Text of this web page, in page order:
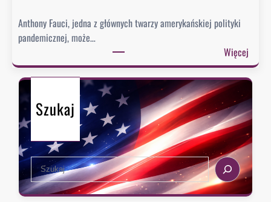
h
i
s
t
o
r
i
i
s
e
n
i
,
k
i
e
d
Anthony Fauci, jedna z głównych twarzy amerykańskiej polityki
pandemicznej, może…
Więcej:
S
e
n
a
t
u
d
e
r
z
Szukaj
S
e
a